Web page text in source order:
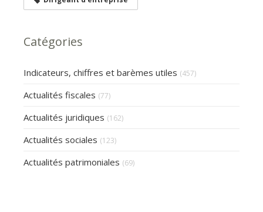
Catégories
Indicateurs, chiffres et barèmes utiles (457)
Actualités fiscales (77)
Actualités juridiques (162)
Actualités sociales (123)
Actualités patrimoniales (69)